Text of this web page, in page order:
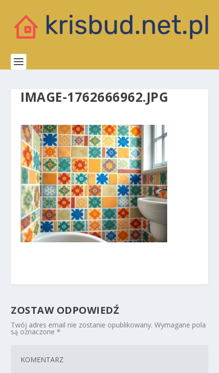
IMAGE-1762666962.JPG
ZOSTAW ODPOWIEDŹ
Twój adres email nie zostanie opublikowany. Wymagane pola
są oznaczone*